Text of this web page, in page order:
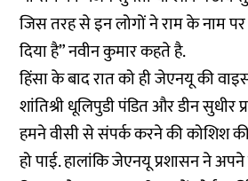
जिस तरह से इन लोगों ने राम के नाम
दिया है” नवीन कुमार कहते है.
हिंसा के बाद रात को ही जेएनयू की
शांतिश्री धूलिपुडी पंडित और डीन सुधीर
हमने वीसी से संपर्क करने की कोशिश
हो पाई. हालांकि जेएनयू प्रशासन ने